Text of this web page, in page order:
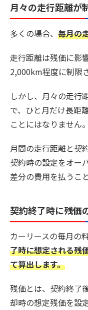
月々の走行距離が
多くの場合、 毎月の
走行距離は残価に影
2,000km程度に制限
しかし、月々の走行
で、ひと月だけ長距
ことにはなりません。
月間の走行距離と契
契約時の設定をオー
差分の費用を払うこ
契約終了時に残価
カーリースの毎月の
了時に想定される残
て算出します。
残価とは、契約終了
却時の想定残価を設